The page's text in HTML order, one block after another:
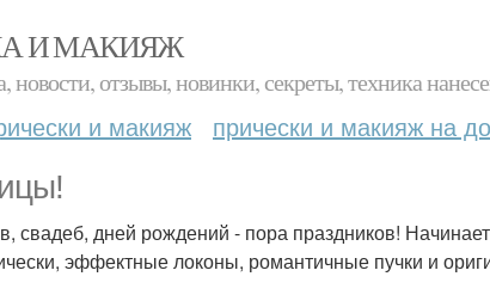
И МАКИЯЖ
отзывы, новинки, секреты, техника
и макияж прически и макияж на
свадеб, дней рождений - пора праздников!
эффектные локоны, романтичные пучки и